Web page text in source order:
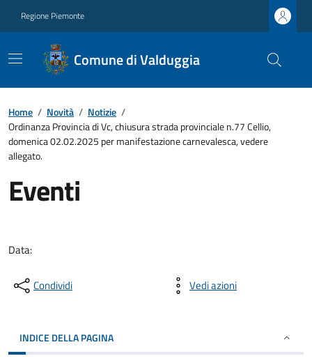
Regione Piemonte
Comune di Valduggia
Home / Novità / Notizie /
Ordinanza Provincia di Vc, chiusura strada provinciale n.77 Cellio,
domenica 02.02.2025 per manifestazione carnevalesca, vedere
allegato.
Eventi
Data:
Condividi Vedi azioni
INDICE DELLA PAGINA